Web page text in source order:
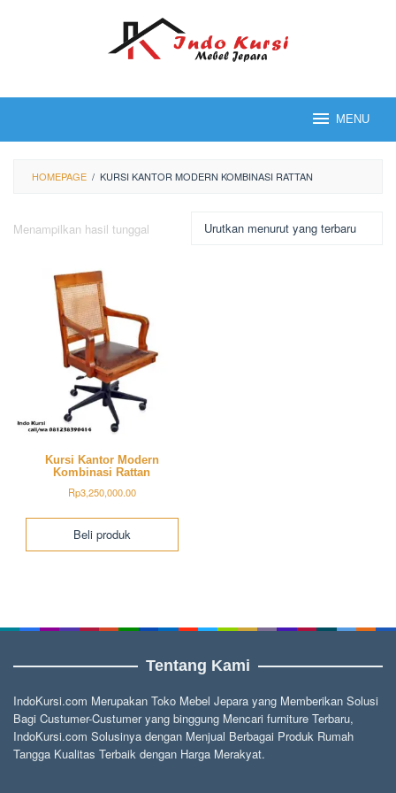
MENU
HOMEPAGE / KURSI KANTOR MODERN KOMBINASI RATTAN
Menampilkan hasil tunggal
Kursi Kantor Modern
Kombinasi Rattan
Rp3,250,000.00
Beli produk
Tentang Kami
IndoKursi.com Merupakan Toko Mebel Jepara yang Memberikan Solusi
Bagi Custumer-Custumer yang binggung Mencari furniture Terbaru,
IndoKursi.com Solusinya dengan Menjual Berbagai Produk Rumah
Tangga Kualitas Terbaik dengan Harga Merakyat.